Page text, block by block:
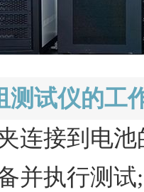
测试仪的工
接到电池
执行测试;